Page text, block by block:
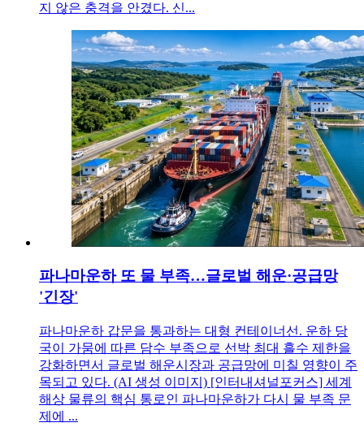
지 않은 충격을 안겼다. 신...
파나마운하 또 물 부족…글로벌 해운·공급망
'긴장'
파나마운하 갑문을 통과하는 대형 컨테이너선. 운하 당
국이 가뭄에 따른 담수 부족으로 선박 최대 흘수 제한을
강화하면서 글로벌 해운시장과 공급망에 미칠 영향이 주
목되고 있다. (AI 생성 이미지) [인터내셔널포커스] 세계
해상 물류의 핵심 통로인 파나마운하가 다시 물 부족 문
제에 ...